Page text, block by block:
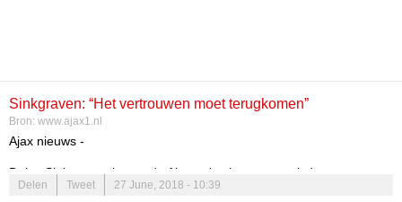
Sinkgraven: “Het vertrouwen moet terugkomen”
Bron: www.ajax1.nl
Ajax nieuws -
Daley Sinkgraven is met de Ajax-selectie mee gereisd naar
Duitsland, waar de Amsterdammers zich voorbereiden op het
Delen Tweet 27 June, 2018 - 10:39